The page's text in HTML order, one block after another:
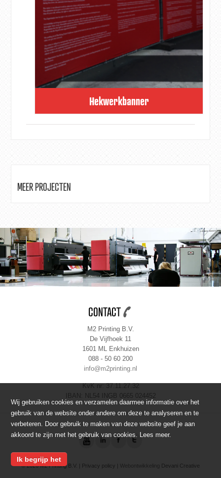
Hekwerkbanner
MEER PROJECTEN
CONTACT
M2 Printing B.V.
De Vijfhoek 11
1601 ML Enkhuizen
088 - 50 60 200
info@m2printing.nl
KvK nr: 37.11.27.32
IBAN: NL54 INGB 0665 024452
© 2026 M2 Printing B.V. | Privacy policy Webontwikkeling Devani Creative
Wij gebruiken cookies en verzamelen daarmee informatie over het
gebruik van de website onder andere om deze te analyseren en te
verbeteren. Door gebruik te maken van deze website geef je aan
akkoord te zijn met het gebruik van cookies. Lees meer.
Ik begrijp het